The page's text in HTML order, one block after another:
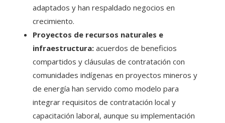
adaptados y han respaldado negocios en
crecimiento.
Proyectos de recursos naturales e
infraestructura: acuerdos de beneficios
compartidos y cláusulas de contratación con
comunidades indígenas en proyectos mineros y
de energía han servido como modelo para
integrar requisitos de contratación local y
capacitación laboral, aunque su implementación